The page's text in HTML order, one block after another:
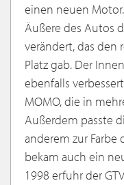
einen neuen
Äußere des Autos
verändert, das den
Platz gab. Der
ebenfalls
MOMO, die in
Außerdem passte
anderem zur Farbe
bekam auch ein
1998 erfuhr der